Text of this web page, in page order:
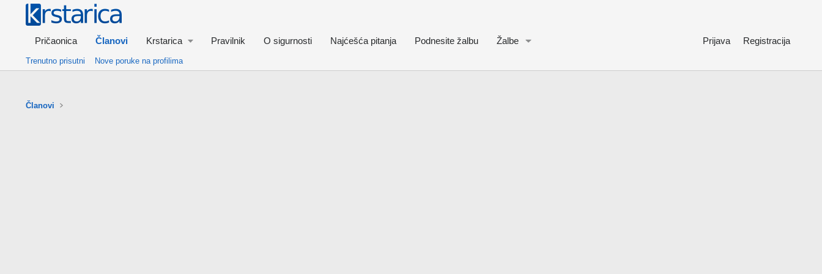
Pričaonica Članovi Krstarica Pravilnik O sigurnosti Najćešća pitanja Podnesite žalbu Žalbe Prijava Registracija
Trenutno prisutni Nove poruke na profilima
Članovi